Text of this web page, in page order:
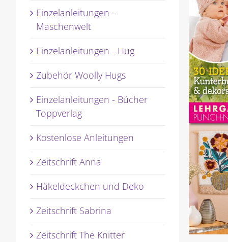
Einzelanleitungen -
Maschenwelt
Einzelanleitungen - Hug
Zubehör Woolly Hugs
Einzelanleitungen - Bücher
Toppverlag
Kostenlose Anleitungen
Zeitschrift Anna
Häkeldeckchen und Deko
Zeitschrift Sabrina
Zeitschrift The Knitter